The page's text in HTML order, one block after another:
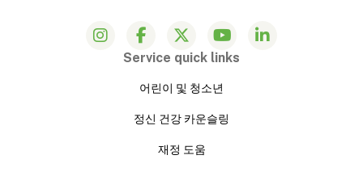
Service quick links
어린이 및 청소년
정신 건강 카운슬링
재정 도움